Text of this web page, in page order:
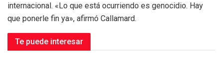
internacional. «Lo que está ocurriendo es genocidio. Hay
que ponerle fin ya», afirmó Callamard.
Te puede interesar